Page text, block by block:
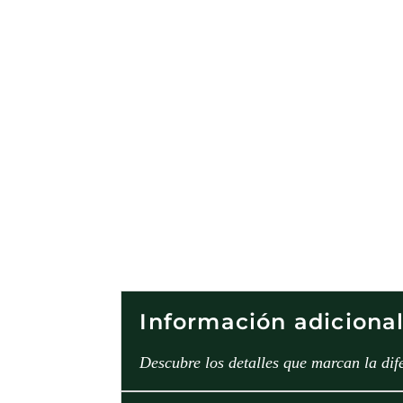
Información adicional
Descubre los detalles que marcan la